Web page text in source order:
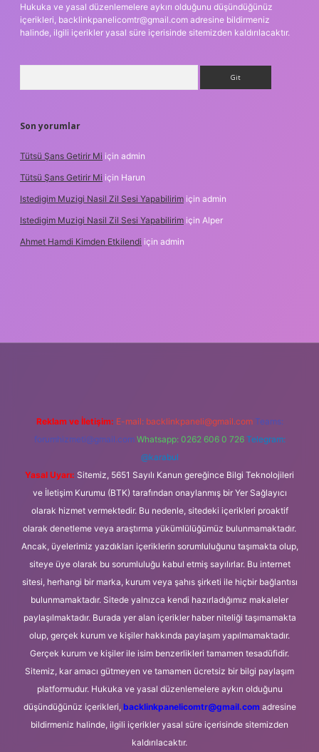
Hukuka ve yasal düzenlemelere aykırı olduğunu düşündüğünüz
içerikleri, backlinkpanelicomtr@gmail.com adresine bildirmeniz
halinde, ilgili içerikler yasal süre içerisinde sitemizden kaldırılacaktır.
Son yorumlar
Tütsü Şans Getirir Mi için admin
Tütsü Şans Getirir Mi için Harun
Istedigim Muzigi Nasil Zil Sesi Yapabilirim için admin
Istedigim Muzigi Nasil Zil Sesi Yapabilirim için Alper
Ahmet Hamdi Kimden Etkilendi için admin
Reklam ve İletişim: E-mail: backlinkpaneli@gmail.com Teams:
forumhizmeti@gmail.com Whatsapp: 0262 606 0 726 Telegram:
@karabul
Yasal Uyarı: Sitemiz, 5651 Sayılı Kanun gereğince Bilgi Teknolojileri
ve İletişim Kurumu (BTK) tarafından onaylanmış bir Yer Sağlayıcı
olarak hizmet vermektedir. Bu nedenle, sitedeki içerikleri proaktif
olarak denetleme veya araştırma yükümlülüğümüz bulunmamaktadır.
Ancak, üyelerimiz yazdıkları içeriklerin sorumluluğunu taşımakta olup,
siteye üye olarak bu sorumluluğu kabul etmiş sayılırlar. Bu internet
sitesi, herhangi bir marka, kurum veya şahıs şirketi ile hiçbir bağlantısı
bulunmamaktadır. Sitede yalnızca kendi hazırladığımız makaleler
paylaşılmaktadır. Burada yer alan içerikler haber niteliği taşımamakta
olup, gerçek kurum ve kişiler hakkında paylaşım yapılmamaktadır.
Gerçek kurum ve kişiler ile isim benzerlikleri tamamen tesadüfidir.
Sitemiz, kar amacı gütmeyen ve tamamen ücretsiz bir bilgi paylaşım
platformudur. Hukuka ve yasal düzenlemelere aykırı olduğunu
düşündüğünüz içerikleri, backlinkpanelicomtr@gmail.comadresine
bildirmeniz halinde, ilgili içerikler yasal süre içerisinde sitemizden
kaldırılacaktır.